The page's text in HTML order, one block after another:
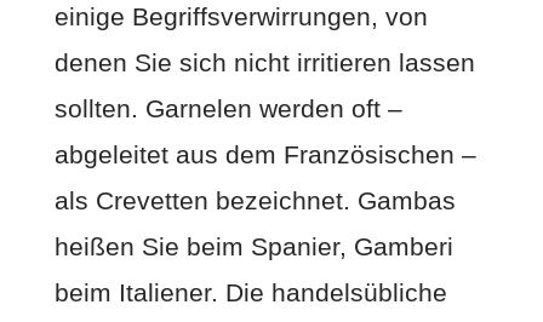
einige Begriffsverwirrungen, von
denen Sie sich nicht irritieren lassen
sollten. Garnelen werden oft –
abgeleitet aus dem Französischen –
als Crevetten bezeichnet. Gambas
heißen Sie beim Spanier, Gamberi
beim Italiener. Die handelsübliche